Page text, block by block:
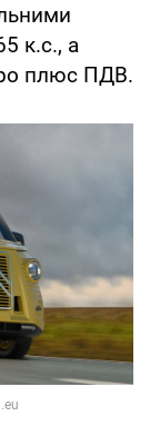
к.с., а
плюс ПДВ.